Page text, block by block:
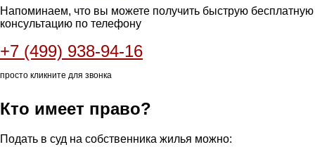
Напоминаем, что вы можете получить быструю бесплатную
консультацию по телефону
+7 (499) 938-94-16
просто кликните для звонка
Кто имеет право?
Подать в суд на собственника жилья можно: